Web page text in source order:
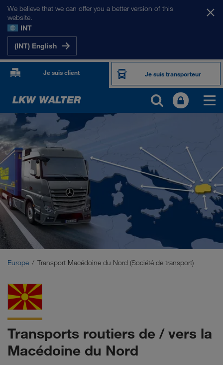
We believe that we can offer you a better version of this
website.
INT
(INT) English
Je suis client Je suis transporteur
NOS MARCHÉS
Europe
Asie Centrale
Russie
Moyen-Orient
Europe Transport Macédoine du Nord (Société de transport)
Transports routiers de / vers la
Macédoine du Nord